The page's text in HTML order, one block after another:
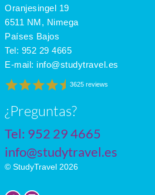
June
July
Oranjesingel 19
6511 NM, Nimega
Países Bajos
Tel: 952 29 4665
E-mail: info@studytravel.es
3625 reviews
¿Preguntas?
Tel: 952 29 4665
info@studytravel.es
© StudyTravel 2026